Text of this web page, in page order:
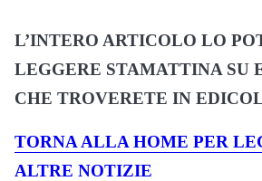
L’INTERO ARTICOLO LO
LEGGERE STAMATTINA SU
CHE TROVERETE IN
TORNA ALLA HOME PER
ALTRE NOTIZIE